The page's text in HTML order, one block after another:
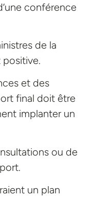
conférence
de la
positive.
et des
final doit être
implanter un
ou de
un plan